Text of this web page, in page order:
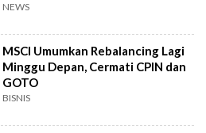
NEWS
MSCI Umumkan Rebalancing Lagi
Minggu Depan, Cermati CPIN dan
GOTO
BISNIS